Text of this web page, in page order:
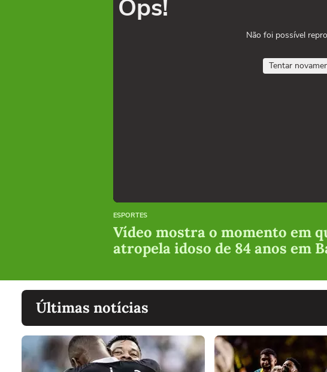
Ops!
Não foi possível
Tentar
ESPORTES
Vídeo mostra o momento em
atropela idoso de 84 anos em
Últimas notícias